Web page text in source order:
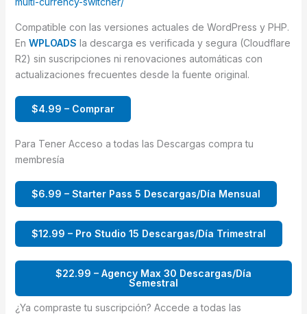
Compatible con las versiones actuales de WordPress y PHP.
En WPLOADS la descarga es verificada y segura (Cloudflare
R2) sin suscripciones ni renovaciones automáticas con
actualizaciones frecuentes desde la fuente original.
$4.99 – Comprar
Para Tener Acceso a todas las Descargas compra tu
membresía
$6.99 – Starter Pass 5 Descargas/Día Mensual
$12.99 – Pro Studio 15 Descargas/Día Trimestral
$22.99 – Agency Max 30 Descargas/Día
Semestral
¿Ya compraste tu suscripción? Accede a todas las